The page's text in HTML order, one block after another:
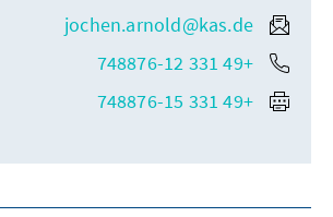
jochen.arnold@kas.de
+49 331 748876-12
+49 331 748876-15